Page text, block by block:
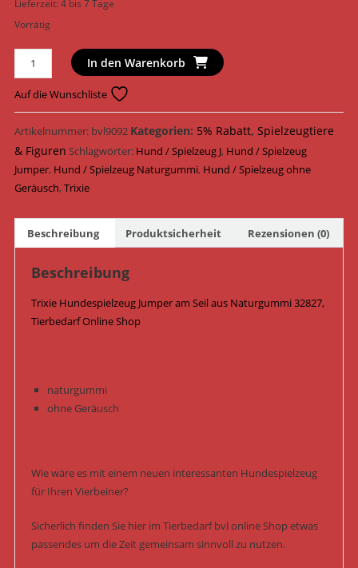
Lieferzeit:4 bis 7 Tage
Vorrätig
Trixie
Hundespielzeug
Jumper
am
Seil
Naturgummi
7
cm
25
Menge
In den Warenkorb
Auf die Wunschliste
Artikelnummer: bvl9092 Kategorien: 5% Rabatt, Spielzeugtiere
& Figuren Schlagwörter: Hund / Spielzeug J, Hund / Spielzeug
Jumper, Hund / Spielzeug Naturgummi, Hund / Spielzeug ohne
Geräusch,Trixie
Beschreibung Produktsicherheit Rezensionen (0)
Beschreibung
Trixie Hundespielzeug Jumper am Seil aus Naturgummi 32827,
Tierbedarf Online Shop
naturgummi
ohne Geräusch
Wie wäre es mit einem neuen interessanten Hundespielzeug
für Ihren Vierbeiner?
Sicherlich finden Sie hier im Tierbedarf bvl online Shop etwas
passendes um die Zeit gemeinsam sinnvoll zu nutzen.